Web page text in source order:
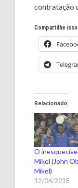
contratação
Compartilhe
Relacionado
O inesquecível
Mikel (John
Mikel)
12/06/2018